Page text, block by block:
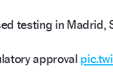
testing in Madrid,
approval